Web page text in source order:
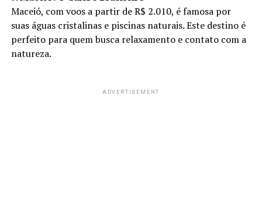
Maceió, com voos a partir de R$ 2.010, é famosa por
suas águas cristalinas e piscinas naturais. Este destino é
perfeito para quem busca relaxamento e contato com a
natureza.
ADVERTISEMENT